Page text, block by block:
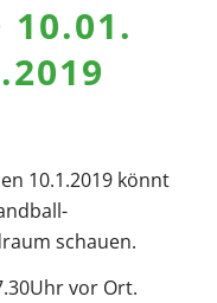
10.01.
10.1.2019 könnt
schauen.
vor Ort.